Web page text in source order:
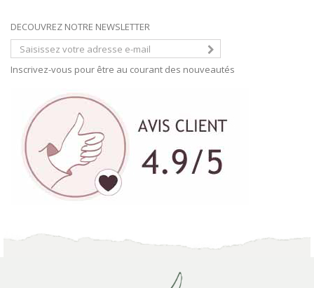
DECOUVREZ NOTRE NEWSLETTER
Inscrivez-vous pour être au courant des nouveautés